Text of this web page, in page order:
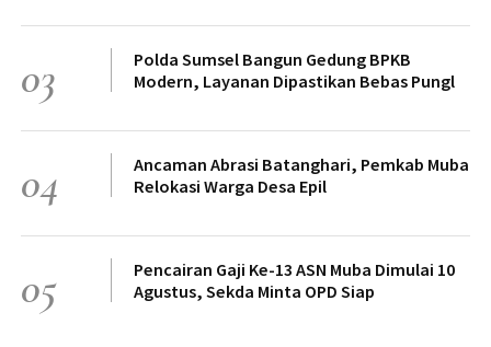
03
Polda Sumsel Bangun Gedung BPKB
Modern, Layanan Dipastikan Bebas Pungl
04
Ancaman Abrasi Batanghari, Pemkab Muba
Relokasi Warga Desa Epil
05
Pencairan Gaji Ke-13 ASN Muba Dimulai 10
Agustus, Sekda Minta OPD Siap